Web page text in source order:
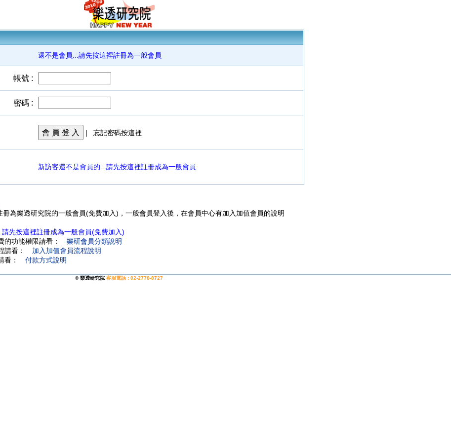
還不是會員...請先按這裡註冊為一般會員
帳號 :
密碼 :
會 員 登 入 | 忘記密碼按這裡
新訪客還不是會員的...請先按這裡註冊成為一般會員
冊為樂透研究院的一般會員(免費加入)，一般會員登入後，在會員中心有加入加值會員的說明
先按這裡註冊成為一般會員(免費加入)
的功能權限請看： 樂研會員分類說明
請看： 加入加值會員流程說明
看： 付款方式說明
©樂透研究院 客服電話 : 02-2778-8727